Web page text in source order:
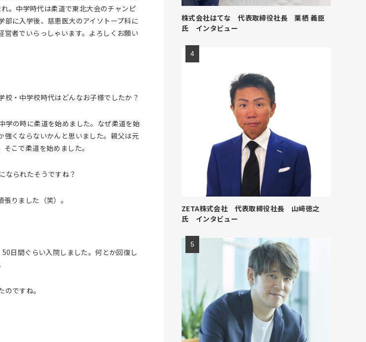
。中学時代は柔道で東北大会のチャンピ
に入学後、慈恵医大のアイソトープ科に
者でいらっしゃいます。よろしくお願い
校・中学校時代はどんなお子様でしたか？
学の時に柔道を始めました。なぜ柔道を始
強くならないかんと思いました。親父は元
こで柔道を始めました。
なられたそうですね？
りました（笑）。
日間ぐらい入院しました。何とか回復し
ですね。
株式会社はてな 代表取締役社長 栗栖 義臣
氏 インタビュー
ZETA株式会社 代表取締役社長 山﨑徳之
氏 インタビュー